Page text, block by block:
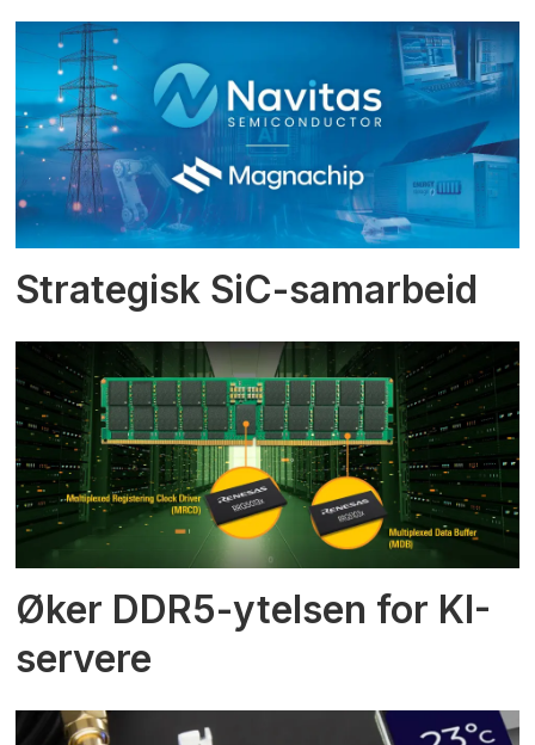
Strategisk SiC-samarbeid
Øker DDR5-ytelsen for KI-
servere